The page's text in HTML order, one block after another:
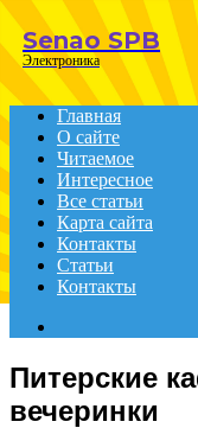
Menu
Senao SPB
Электроника
Главная
О сайте
Читаемое
Интересное
Все статьи
Карта сайта
Контакты
Статьи
Контакты
Питерские
вечеринки